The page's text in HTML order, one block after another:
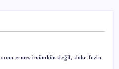
ermesi mümkün değil, daha fazla